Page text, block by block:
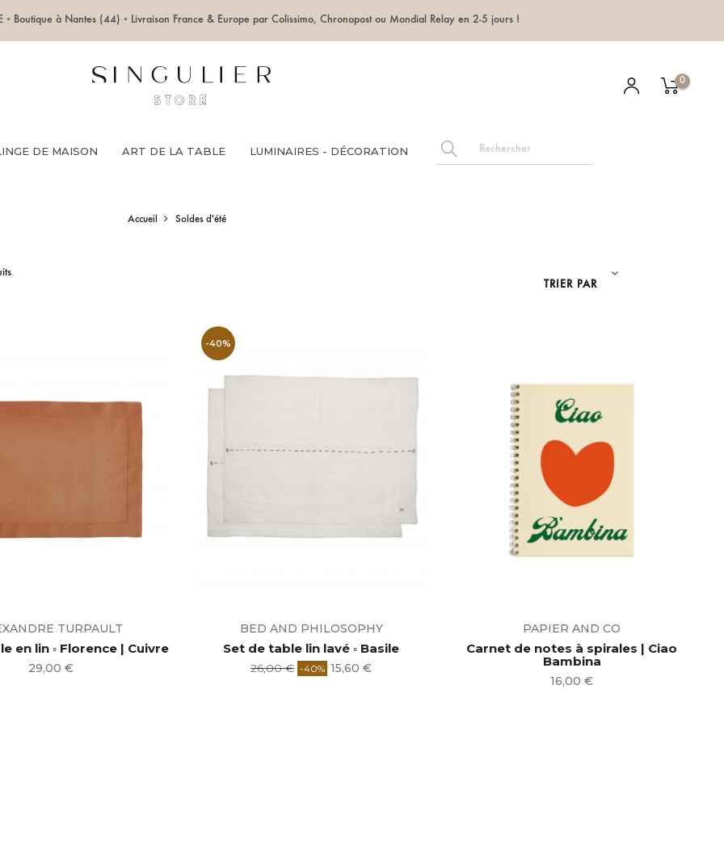
◦ Boutique à Nantes (44) ◦ Livraison France & Europe par Colissimo, Chronopost ou Mondial Relay en 2-5 jours !
0
DE MAISON ART DE LA TABLE LUMINAIRES - DÉCORATION
Accueil Soldes d'été
.
TRIER PAR
TURPAULT
en lin ◦ Florence | Cuivre
Prix
29,00 €
-40%
BED AND PHILOSOPHY
Set de table lin lavé ◦ Basile
Prix
26,00 € -40% Prix
15,60 €
PAPIER AND CO
Carnet de notes à spirales | Ciao
Bambina
Prix
16,00 €